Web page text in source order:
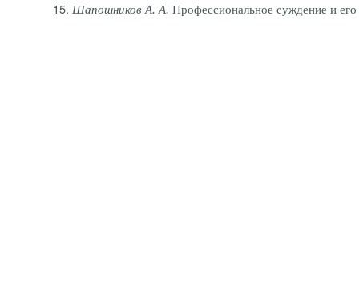
Шапошников А. А. Профессиональное суждение и его